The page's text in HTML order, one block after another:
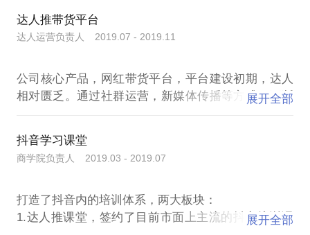
七、温馨提示：咨询的朋友务必描述清楚
1.你遇到的难点
1.在行确认服务后，烦请学员填写问题调研表；
2.完成相关表格后，与小马哥确定电话沟通时间，如
3.约定时间，当面或电话解答
4.电话解答一般为15-30分钟，希望您在问题调研表中
了自然就内卷，如何在流量的每个环节精细化运营？
很多直播间CTR只有几个点，如果做到几十个点，那
七、温馨提示：咨询的朋友务必描述清楚
1.你遇到的难点及希望解决的问题
1.在行确认服务后，烦请学员填写问题调研表；
2.完成相关表格后，与小马哥确定电话沟通时间，如
3.约定时间，当面或电话解答
4.电话解答一般为15-30分钟，希望您在问题调研表中
2.直播带货如何帮助预制菜快速起量；
3.社区团购的预制菜打法；
2.小马哥梳理的预制菜行业在直播领域的打法
相关文档需要您有飞书工具，以方便发送。
如果你有优质的预制菜供应链，可以跟你对接渠道资
源；如果你有渠道资源，我有优质的预制菜产品。
# 头部主播与腰部主播如何组合？主要头部还是主要
腰部？淘系抓头部，抖块抓腰部！前者做声浪后者做
ROI，前者亏钱后者赚钱！
CEO福祥总，进一步锻炼零售技术。
2013年，立项筹建淘宝广东馆，作为联合创始人全程
领域的平台商业模式。
2015年6月，在整合淘宝营销资源、政府资源、商家
州（国际）食品食材博览会，实现活动期销售4787
万，拉动期销售1.11亿元，为商家申请补助791万元，
创造了当时行业的诸多突破。
最佳地方馆。
2016年5月，联合广东广播电视台与淘宝聚划算，启
动《发现广东•老广味道——电商扶贫在行动》特别活
达人推带货平台
达人运营负责人 2019.07 - 2019.11
公司核心产品，网红带货平台，平台建设初期，达人
相对匮乏。通过社群运营，新媒体传播等方式，不断
展开全部
抖音学习课堂
商学院负责人 2019.03 - 2019.07
打造了抖音内的培训体系，两大板块：
1.达人推课堂，签约了目前市面上主流的抖音培训课
展开全部